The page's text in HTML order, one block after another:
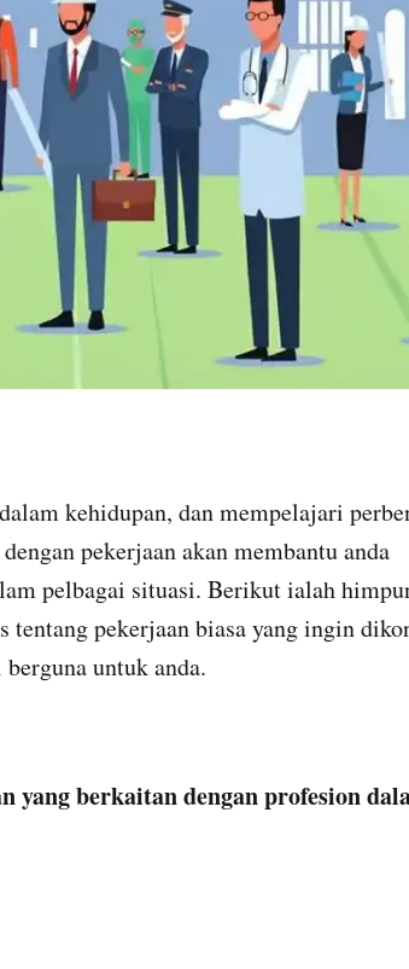
kehidupan, dan mempelajari
pekerjaan akan membantu anda
pelbagai situasi. Berikut ialah
tentang pekerjaan biasa yang ingin
untuk anda.
yang berkaitan dengan profesion